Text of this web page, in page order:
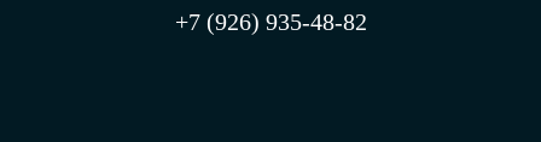
+7 (926) 935-48-82